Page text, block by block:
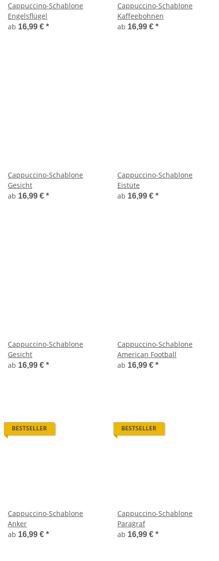
Cappuccino-Schablone
Engelsflügel
ab 16,99 € *
Cappuccino-Schablone
Kaffeebohnen
ab 16,99 € *
Cappuccino-Schablone
Gesicht
ab 16,99 € *
Cappuccino-Schablone
Eistüte
ab 16,99 € *
Cappuccino-Schablone
Gesicht
ab 16,99 € *
Cappuccino-Schablone
American Football
ab 16,99 € *
BESTSELLER
Cappuccino-Schablone
Anker
ab 16,99 € *
BESTSELLER
Cappuccino-Schablone
Paragraf
ab 16,99 € *